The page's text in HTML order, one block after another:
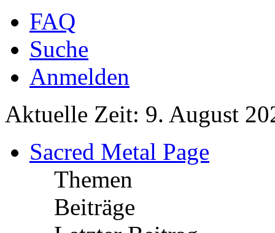
FAQ
Suche
Anmelden
Aktuelle Zeit: 9. August
Sacred Metal Page
Themen
Beiträge